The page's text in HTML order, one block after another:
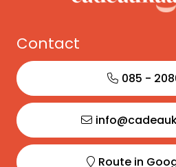
Contact
085 -
Route in